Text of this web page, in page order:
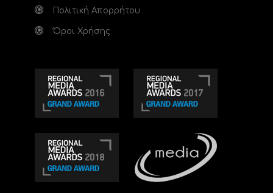
Πολιτική Απορρήτου
Όροι Χρήσης